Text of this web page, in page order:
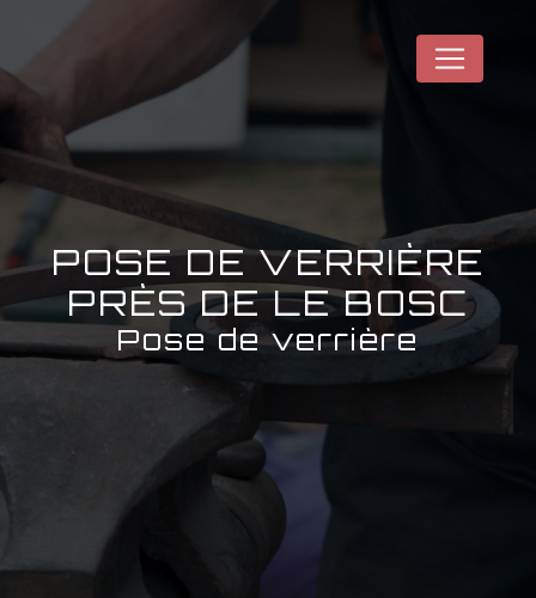
POSE DE VERRIÈRE
PRÈS DE LE BOSC
Pose de verrière